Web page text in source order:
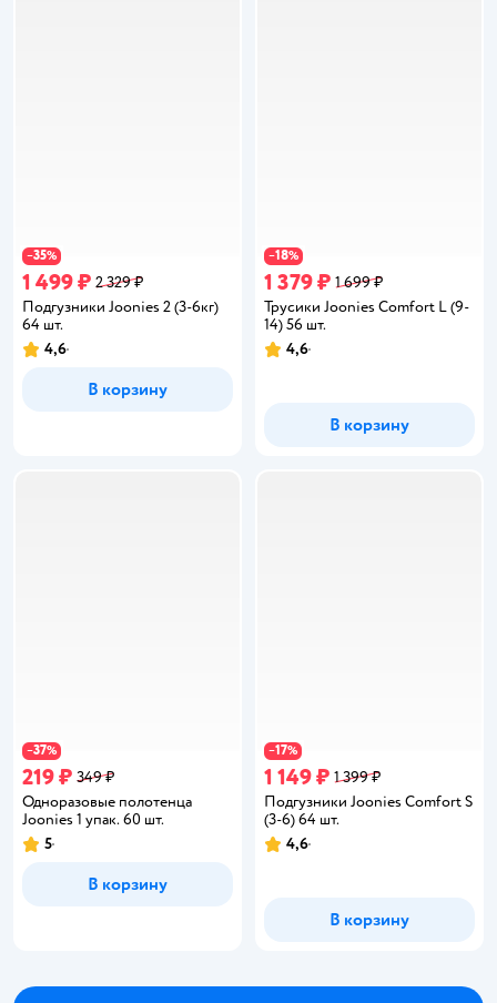
−35%
1 499 ₽ 2 329 ₽
Подгузники Joonies 2 (3-6кг)
64 шт.
Рейтинг:
4,6
В корзину
−18%
1 379 ₽ 1 699 ₽
Трусики Joonies Comfort L (9-
14) 56 шт.
Рейтинг:
4,6
В корзину
−37%
219 ₽ 349 ₽
Одноразовые полотенца
Joonies 1 упак. 60 шт.
Рейтинг:
5
В корзину
−17%
1 149 ₽ 1 399 ₽
Подгузники Joonies Comfort S
(3-6) 64 шт.
Рейтинг:
4,6
В корзину